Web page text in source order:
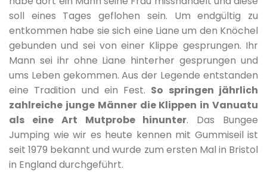
soll eines Tages geflohen sein. Um endgültig zu
entkommen habe sie sich eine Liane um den Knöchel
gebunden und sei von einer Klippe gesprungen. Ihr
Mann sei ihr ohne Liane hinterher gesprungen und
ums Leben gekommen. Aus der Legende entstanden
eine Tradition und ein Fest. So springen jährlich
zahlreiche junge Männer die Klippen in Vanuatu
als eine Art Mutprobe hinunter. Das Bungee
Jumping wie wir es heute kennen mit Gummiseil ist
seit 1979 bekannt und wurde zum ersten Mal in Bristol
in England durchgeführt.